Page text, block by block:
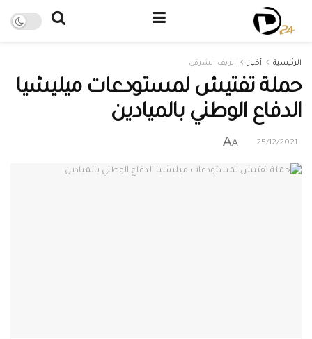
الرئيسية أخبار الريف الشرقي
حملة تفتيش لمستودعات ميليشيا
الدفاع الوطني بالميادين
25/12/2021
A
A